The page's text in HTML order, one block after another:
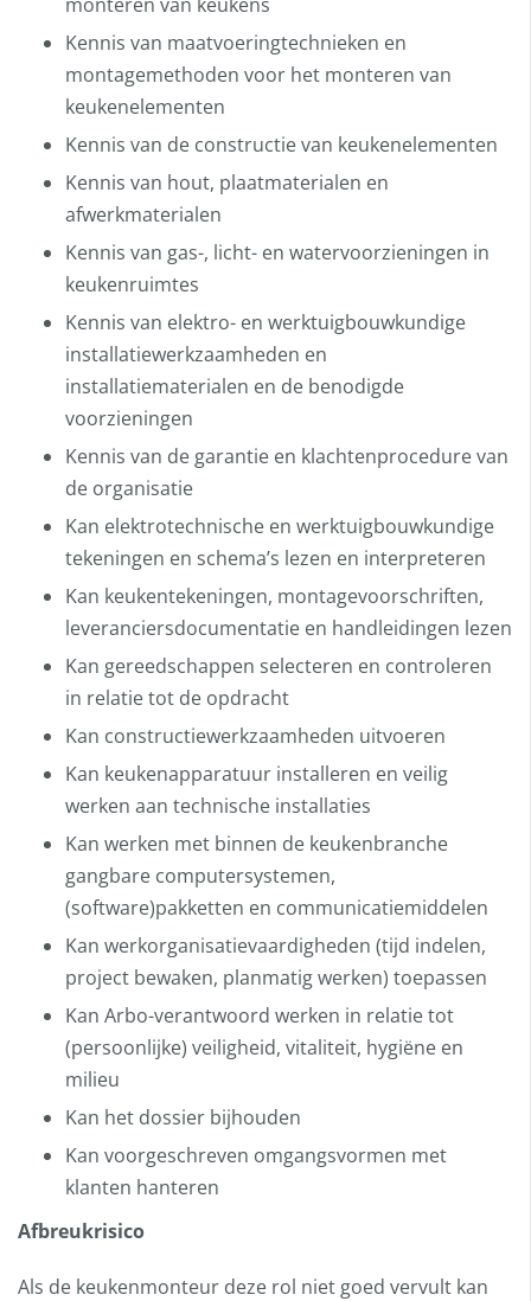
Kennis van maatvoeringtechnieken en
montagemethoden voor het monteren van
keukenelementen
Kennis van de constructie van keukenelementen
Kennis van hout, plaatmaterialen en
afwerkmaterialen
Kennis van gas-, licht- en watervoorzieningen in
keukenruimtes
Kennis van elektro- en werktuigbouwkundige
installatiewerkzaamheden en
installatiematerialen en de benodigde
voorzieningen
Kennis van de garantie en klachtenprocedure van
de organisatie
Kan elektrotechnische en werktuigbouwkundige
tekeningen en schema’s lezen en interpreteren
Kan keukentekeningen, montagevoorschriften,
leveranciersdocumentatie en handleidingen lezen
Kan gereedschappen selecteren en controleren
in relatie tot de opdracht
Kan constructiewerkzaamheden uitvoeren
Kan keukenapparatuur installeren en veilig
werken aan technische installaties
Kan werken met binnen de keukenbranche
gangbare computersystemen,
(software)pakketten en communicatiemiddelen
Kan werkorganisatievaardigheden (tijd indelen,
project bewaken, planmatig werken) toepassen
Kan Arbo-verantwoord werken in relatie tot
(persoonlijke) veiligheid, vitaliteit, hygiëne en
milieu
Kan het dossier bijhouden
Kan voorgeschreven omgangsvormen met
klanten hanteren
Afbreukrisico
Als de keukenmonteur deze rol niet goed vervult kan